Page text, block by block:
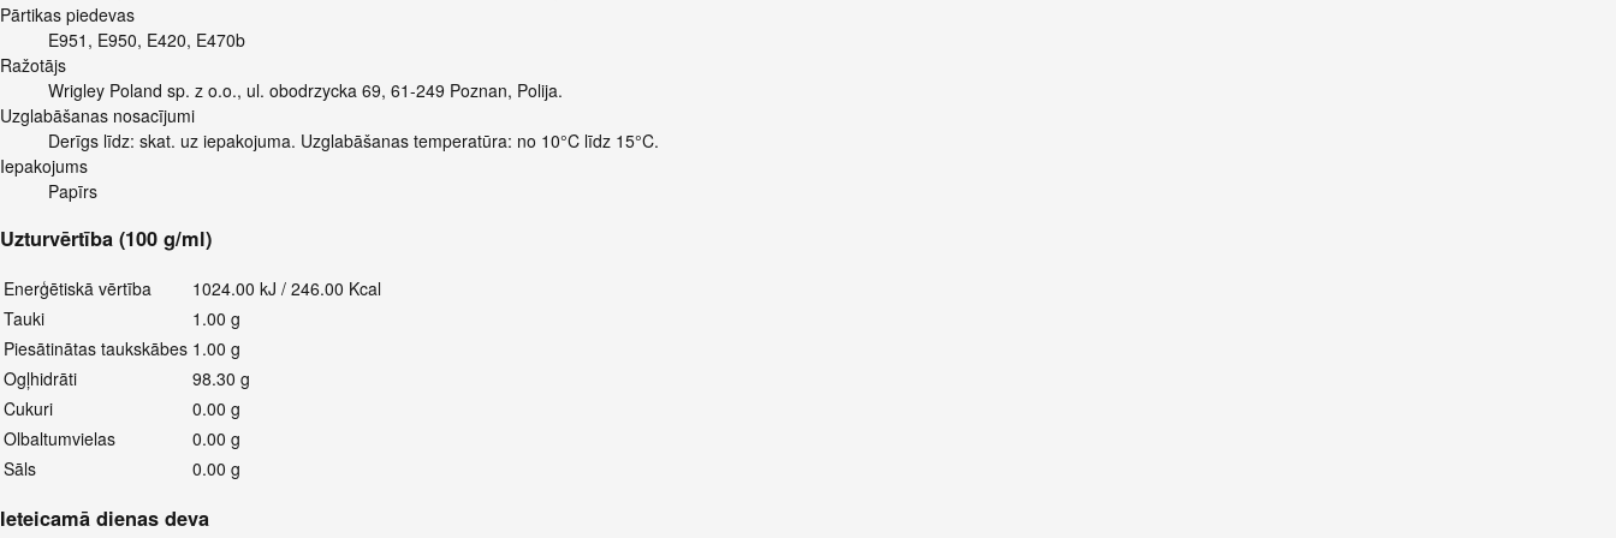
Pārtikas piedevas
E951, E950, E420, E470b
Ražotājs
Wrigley Poland sp. z o.o., ul. obodrzycka 69, 61-249 Poznan, Polija.
Uzglabāšanas nosacījumi
Derīgs līdz: skat. uz iepakojuma. Uzglabāšanas temperatūra: no 10°C līdz 15°C.
Iepakojums
Papīrs
Uzturvērtība (100 g/ml)
Enerģētiskā vērtība
1024.00 kJ / 246.00 Kcal
Tauki
1.00 g
Piesātinātas taukskābes 1.00 g
Ogļhidrāti
98.30 g
Cukuri
0.00 g
Olbaltumvielas
0.00 g
Sāls
0.00 g
Ieteicamā dienas deva